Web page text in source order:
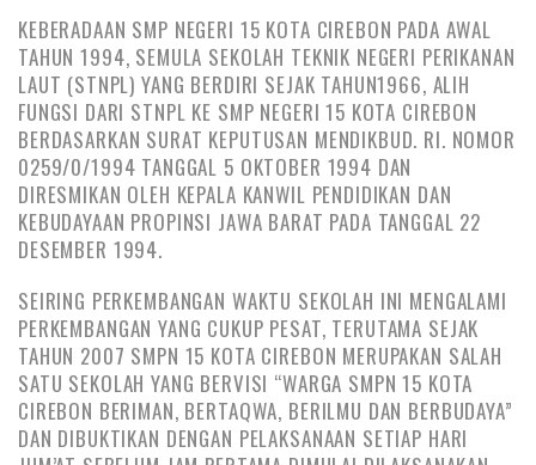
KEBERADAAN SMP NEGERI 15 KOTA CIREBON PADA AWAL
TAHUN 1994, SEMULA SEKOLAH TEKNIK NEGERI PERIKANAN
LAUT (STNPL) YANG BERDIRI SEJAK TAHUN1966, ALIH
FUNGSI DARI STNPL KE SMP NEGERI 15 KOTA CIREBON
BERDASARKAN SURAT KEPUTUSAN MENDIKBUD. RI. NOMOR
0259/0/1994 TANGGAL 5 OKTOBER 1994 DAN
DIRESMIKAN OLEH KEPALA KANWIL PENDIDIKAN DAN
KEBUDAYAAN PROPINSI JAWA BARAT PADA TANGGAL 22
DESEMBER 1994.
SEIRING PERKEMBANGAN WAKTU SEKOLAH INI MENGALAMI
PERKEMBANGAN YANG CUKUP PESAT, TERUTAMA SEJAK
TAHUN 2007 SMPN 15 KOTA CIREBON MERUPAKAN SALAH
SATU SEKOLAH YANG BERVISI “WARGA SMPN 15 KOTA
CIREBON BERIMAN, BERTAQWA, BERILMU DAN BERBUDAYA”
DAN DIBUKTIKAN DENGAN PELAKSANAAN SETIAP HARI